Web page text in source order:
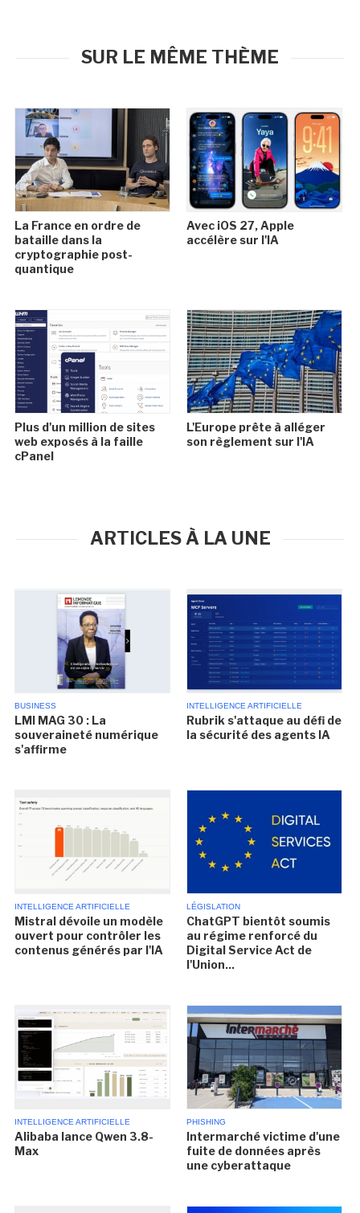
SUR LE MÊME THÈME
La France en ordre de
bataille dans la
cryptographie post-
quantique
Avec iOS 27, Apple
accélère sur l'IA
Plus d'un million de sites
web exposés à la faille
cPanel
L'Europe prête à alléger
son règlement sur l'IA
ARTICLES À LA UNE
BUSINESS
LMI MAG 30 : La
souveraineté numérique
s'affirme
INTELLIGENCE ARTIFICIELLE
Rubrik s'attaque au défi de
la sécurité des agents IA
INTELLIGENCE ARTIFICIELLE
Mistral dévoile un modèle
ouvert pour contrôler les
contenus générés par l'IA
LÉGISLATION
ChatGPT bientôt soumis
au régime renforcé du
Digital Service Act de
l'Union...
INTELLIGENCE ARTIFICIELLE
Alibaba lance Qwen 3.8-
Max
PHISHING
Intermarché victime d'une
fuite de données après
une cyberattaque